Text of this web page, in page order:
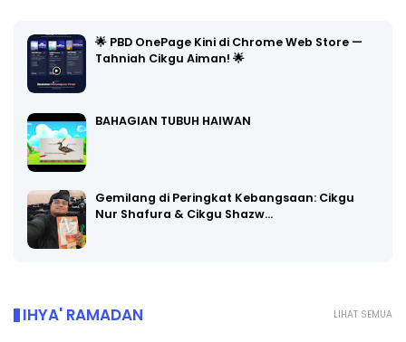
🌟 PBD OnePage Kini di Chrome Web Store —
Tahniah Cikgu Aiman! 🌟
BAHAGIAN TUBUH HAIWAN
Gemilang di Peringkat Kebangsaan: Cikgu
Nur Shafura & Cikgu Shazw…
LIHAT SEMUA
IHYA' RAMADAN